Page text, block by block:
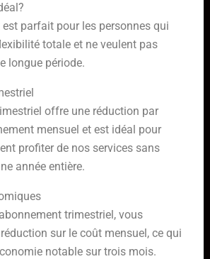
parfait pour les personnes qui
totale et ne veulent pas
longue période.
offre une réduction par
mensuel et est idéal pour
profiter de nos services sans
année entière.
trimestriel, vous
réduction sur le coût mensuel, ce qui
notable sur trois mois.